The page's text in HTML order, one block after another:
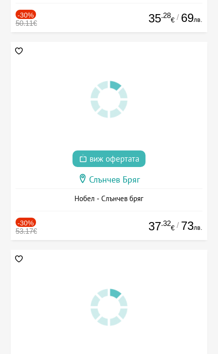
-30%
50.11€ 35.28
€ / 69лв.
виж офертата
Слънчев Бряг
Нобел - Слънчев бряг
-30%
53.17€ 37.32
€ / 73лв.